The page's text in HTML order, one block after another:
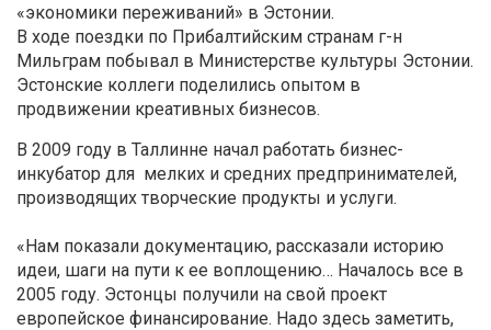
«экономики переживаний» в Эстонии.
В ходе поездки по Прибалтийским странам г-н
Мильграм побывал в Министерстве культуры Эстонии.
Эстонские коллеги поделились опытом в
продвижении креативных бизнесов.
В 2009 году в Таллинне начал работать бизнес-
инкубатор для мелких и средних предпринимателей,
производящих творческие продукты и услуги.
«Нам показали документацию, рассказали историю
идеи, шаги на пути к ее воплощению… Началось все в
2005 году. Эстонцы получили на свой проект
европейское финансирование. Надо здесь заметить,